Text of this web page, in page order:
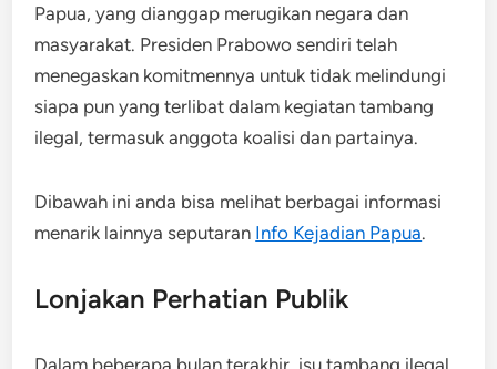
Papua, yang dianggap merugikan negara dan
masyarakat​. Presiden Prabowo sendiri telah
menegaskan komitmennya untuk tidak melindungi
siapa pun yang terlibat dalam kegiatan tambang
ilegal, termasuk anggota koalisi dan partainya.
Dibawah ini anda bisa melihat berbagai informasi
menarik lainnya seputaran Info Kejadian Papua.
Lonjakan Perhatian Publik
Dalam beberapa bulan terakhir, isu tambang ilegal